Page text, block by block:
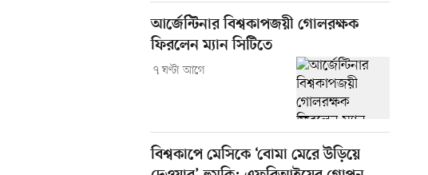
আর্জেন্টিনার বিশ্বকাপজয়ী গোলরক্ষক
ফিরলেন ম্যান সিটিতে
৭ ঘণ্টা আগে
বিশ্বকাপে মেসিকে ‘বোমা মেরে উড়িয়ে